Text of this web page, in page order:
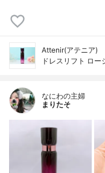
Attenir(アテニア)
ドレスリフト ロー
なにわの主婦
まりたそ